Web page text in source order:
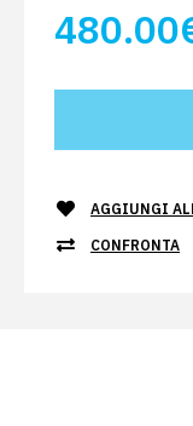
AGGIUNGI
CONFRONTA